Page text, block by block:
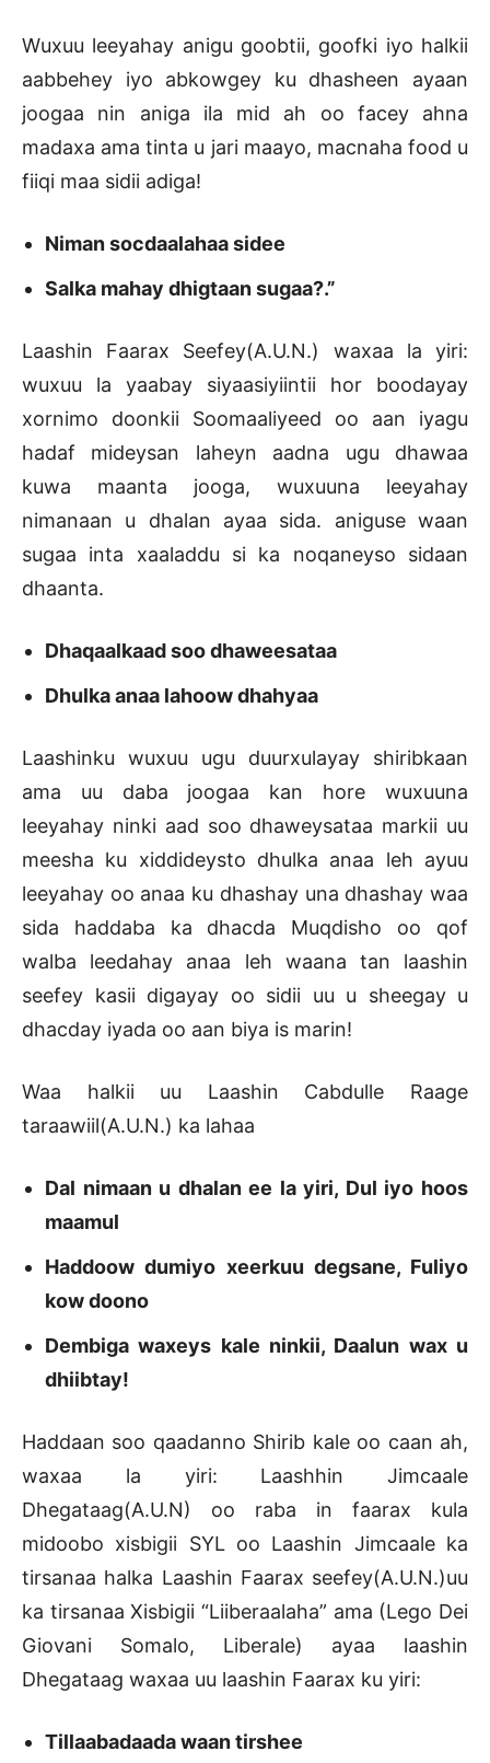
Wuxuu leeyahay anigu goobtii, goofki iyo halkii
aabbehey iyo abkowgey ku dhasheen ayaan
joogaa nin aniga ila mid ah oo facey ahna
madaxa ama tinta u jari maayo, macnaha food u
fiiqi maa sidii adiga!
Niman socdaalahaa sidee
Salka mahay dhigtaan sugaa?.”
Laashin Faarax Seefey(A.U.N.) waxaa la yiri:
wuxuu la yaabay siyaasiyiintii hor boodayay
xornimo doonkii Soomaaliyeed oo aan iyagu
hadaf mideysan laheyn aadna ugu dhawaa
kuwa maanta jooga, wuxuuna leeyahay
nimanaan u dhalan ayaa sida. aniguse waan
sugaa inta xaaladdu si ka noqaneyso sidaan
dhaanta.
Dhaqaalkaad soo dhaweesataa
Dhulka anaa lahoow dhahyaa
Laashinku wuxuu ugu duurxulayay shiribkaan
ama uu daba joogaa kan hore wuxuuna
leeyahay ninki aad soo dhaweysataa markii uu
meesha ku xiddideysto dhulka anaa leh ayuu
leeyahay oo anaa ku dhashay una dhashay waa
sida haddaba ka dhacda Muqdisho oo qof
walba leedahay anaa leh waana tan laashin
seefey kasii digayay oo sidii uu u sheegay u
dhacday iyada oo aan biya is marin!
Waa halkii uu Laashin Cabdulle Raage
taraawiil(A.U.N.) ka lahaa
Dal nimaan u dhalan ee la yiri, Dul iyo hoos
maamul
Haddoow dumiyo xeerkuu degsane, Fuliyo
kow doono
Dembiga waxeys kale ninkii, Daalun wax u
dhiibtay!
Haddaan soo qaadanno Shirib kale oo caan ah,
waxaa la yiri: Laashhin Jimcaale
Dhegataag(A.U.N) oo raba in faarax kula
midoobo xisbigii SYL oo Laashin Jimcaale ka
tirsanaa halka Laashin Faarax seefey(A.U.N.)uu
ka tirsanaa Xisbigii “Liiberaalaha” ama (Lego Dei
Giovani Somalo, Liberale) ayaa laashin
Dhegataag waxaa uu laashin Faarax ku yiri:
Tillaabadaada waan tirshee